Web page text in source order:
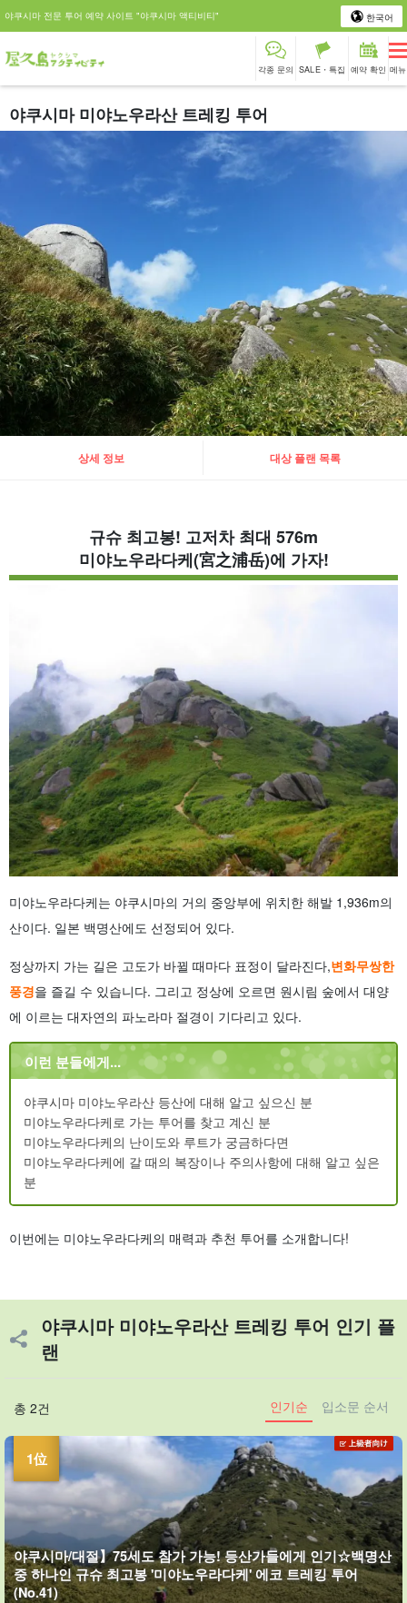
야쿠시마 전문 투어 예약 사이트 "야쿠시마 액티비티" 한국어
각종 문의 SALE・특집 예약 확인 메뉴
야쿠시마 미야노우라산 트레킹 투어
상세 정보 대상 플랜 목록
규슈 최고봉! 고저차 최대 576m
미야노우라다케(宮之浦岳)에 가자!
미야노우라다케는 야쿠시마의 거의 중앙부에 위치한 해발 1,936m의
산이다. 일본 백명산에도 선정되어 있다.
정상까지 가는 길은 고도가 바뀔 때마다 표정이 달라진다,변화무쌍한
풍경을 즐길 수 있습니다. 그리고 정상에 오르면 원시림 숲에서 대양
에 이르는 대자연의 파노라마 절경이 기다리고 있다.
이런 분들에게...
야쿠시마 미야노우라산 등산에 대해 알고 싶으신 분
미야노우라다케로 가는 투어를 찾고 계신 분
미야노우라다케의 난이도와 루트가 궁금하다면
미야노우라다케에 갈 때의 복장이나 주의사항에 대해 알고 싶은
분
이번에는 미야노우라다케의 매력과 추천 투어를 소개합니다!
야쿠시마 미야노우라산 트레킹 투어 인기 플
랜
총 2건 인기순 입소문 순서
야쿠시마/대절】75세도 참가 가능! 등산가들에게 인기☆백명산
중 하나인 규슈 최고봉 '미야노우라다케' 에코 트레킹 투어
(No.41)